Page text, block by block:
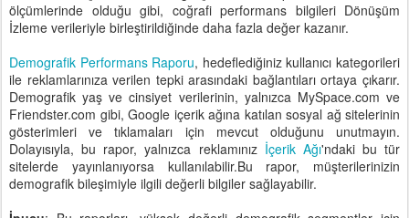
ölçümlerinde olduğu gibi, coğrafi performans bilgileri Dönüşüm
İzleme verileriyle birleştirildiğinde daha fazla değer kazanır.
Demografik Performans Raporu, hedeflediğiniz kullanıcı kategorileri
ile reklamlarınıza verilen tepki arasındaki bağlantıları ortaya çıkarır.
Demografik yaş ve cinsiyet verilerinin, yalnızca MySpace.com ve
Friendster.com gibi, Google içerik ağına katılan sosyal ağ sitelerinin
gösterimleri ve tıklamaları için mevcut olduğunu unutmayın.
Dolayısıyla, bu rapor, yalnızca reklamınız İçerik Ağı'ndaki bu tür
sitelerde yayınlanıyorsa kullanılabilir.Bu rapor, müşterilerinizin
demografik bileşimiyle ilgili değerli bilgiler sağlayabilir.